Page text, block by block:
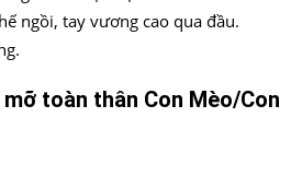
ngồi, tay vương cao qua đầu.
toàn thân Con Mèo/Con